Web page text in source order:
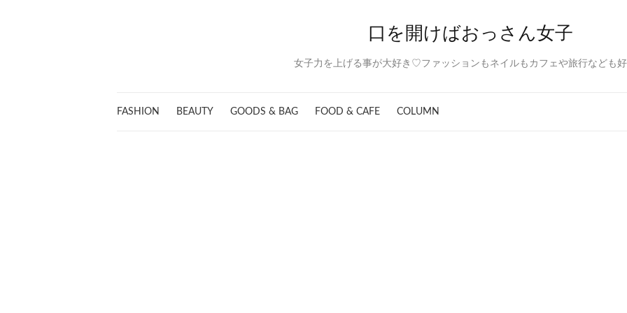
口を開けばおっさん女子
女子力を上げる事が大好き♡ファッションもネイルもカフェや旅行なども好
FASHION BEAUTY GOODS & BAG FOOD & CAFE COLUMN